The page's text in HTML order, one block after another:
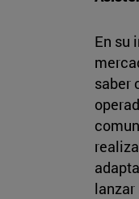
En su
saber
lanzar